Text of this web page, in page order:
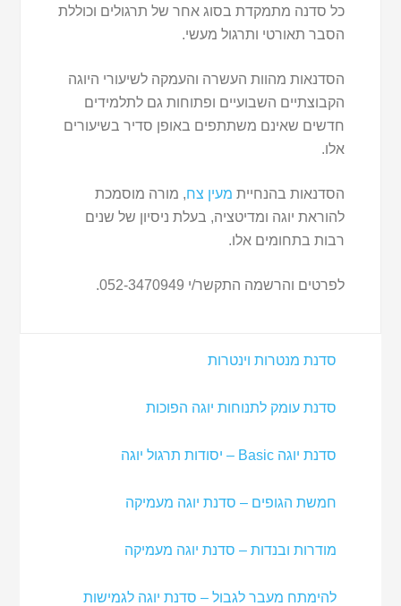
כל סדנה מתמקדת בסוג אחר של תרגולים וכוללת
הסבר תאורטי ותרגול מעשי.
הסדנאות מהוות העשרה והעמקה לשיעורי היוגה
הקבוצתיים השבועיים ופתוחות גם לתלמידים
חדשים שאינם משתתפים באופן סדיר בשיעורים
אלו.
הסדנאות בהנחיית מעין צח, מורה מוסמכת
להוראת יוגה ומדיטציה, בעלת ניסיון של שנים
רבות בתחומים אלו.
לפרטים והרשמה התקשר/י 052-3470949.
סדנת מנטרות וינטרות
סדנת עומק לתנוחות יוגה הפוכות
סדנת יוגה Basic – יסודות תרגול יוגה
חמשת הגופים – סדנת יוגה מעמיקה
מודרות ובנדות – סדנת יוגה מעמיקה
להימתח מעבר לגבול – סדנת יוגה לגמישות